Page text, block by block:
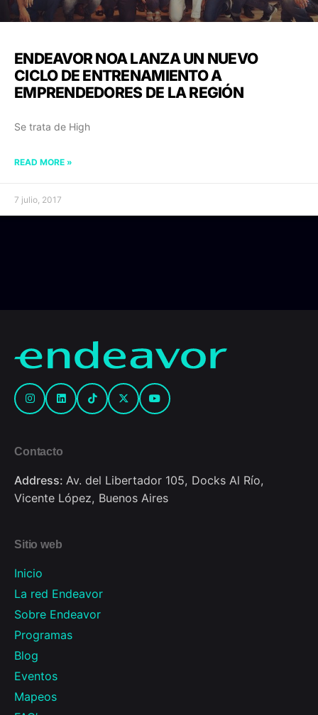
ENDEAVOR NOA LANZA UN NUEVO
CICLO DE ENTRENAMIENTO A
EMPRENDEDORES DE LA REGIÓN
Se trata de High
READ MORE »
7 julio, 2017
Contacto
Address: Av. del Libertador 105, Docks Al Río,
Vicente López, Buenos Aires
Sitio web
Inicio
La red Endeavor
Sobre Endeavor
Programas
Blog
Eventos
Mapeos